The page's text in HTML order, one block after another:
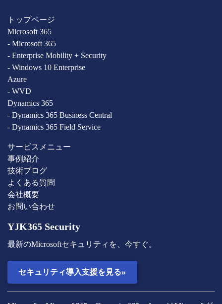
トップページ
Microsoft 365
- Microsoft 365
- Enterprise Mobility + Security
- Windows 10 Enterprise
Azure
- WVD
Dynamics 365
- Dynamics 365 Business Central
- Dynamics 365 Field Service
サービスメニュー
事例紹介
技術ブログ
よくある質問
会社概要
お問い合わせ
YJK365 Security
最新のMicrosoftセキュリティを、今すぐ。
セキュリティ導入支援を見る»